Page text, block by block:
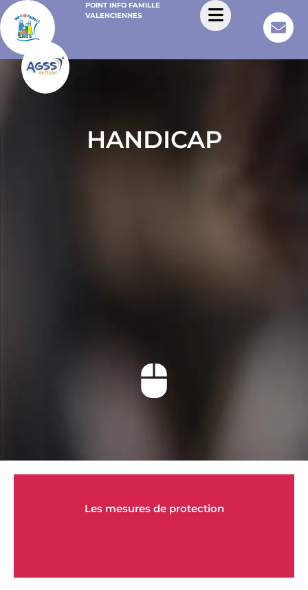
POINT INFO FAMILLE
VALENCIENNES
HANDICAP
Les mesures de protection